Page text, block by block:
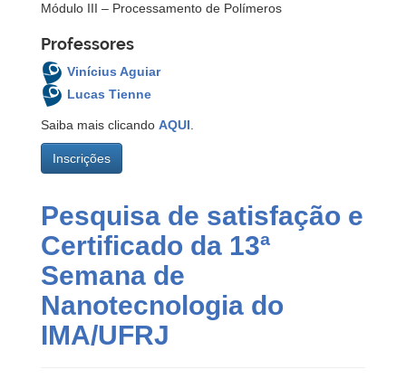
Módulo III – Processamento de Polímeros
Professores
Vinícius Aguiar
Lucas Tienne
Saiba mais clicando AQUI.
Inscrições
Pesquisa de satisfação e
Certificado da 13ª
Semana de
Nanotecnologia do
IMA/UFRJ